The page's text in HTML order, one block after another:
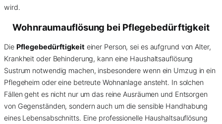
wird.
Wohnraumauflösung bei Pflegebedürftigkeit
Die Pflegebedürftigkeit einer Person, sei es aufgrund von Alter,
Krankheit oder Behinderung, kann eine Haushaltsauflösung
Sustrum notwendig machen, insbesondere wenn ein Umzug in ein
Pflegeheim oder eine betreute Wohnanlage ansteht. In solchen
Fällen geht es nicht nur um das reine Ausräumen und Entsorgen
von Gegenständen, sondern auch um die sensible Handhabung
eines Lebensabschnitts. Eine professionelle Haushaltsauflösung